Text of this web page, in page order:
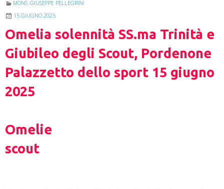
MONS. GIUSEPPE PELLEGRINI
15 GIUGNO 2025
Omelia solennità SS.ma Trinità e
Giubileo degli Scout, Pordenone
Palazzetto dello sport 15 giugno
2025
Omelie
scout